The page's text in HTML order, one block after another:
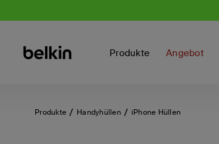
Produkte Angebot
Produkte Handyhüllen iPhone Hüllen